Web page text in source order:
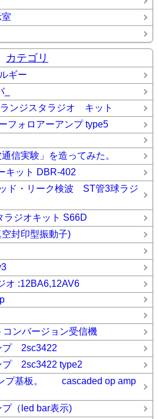
カテゴリ
ギー
ンジスタラジオ キット
フォロアーアンプ type5
信実験」を造ってみた。
キット DBR-402
ド・リーク検波 ST管3球ラジ
ジオキット S66D
封印型振動子)
オ :12BA6,12AV6
ンバージョン受信機
プ 2sc3422
プ 2sc3422 type2
プ基板。 cascaded op amp
（led bar表示)